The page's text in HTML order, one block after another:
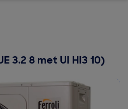
3.2 8 met UI HI3 10)